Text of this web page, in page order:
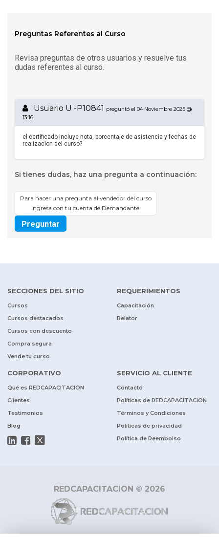
Preguntas Referentes al Curso
Revisa preguntas de otros usuarios y resuelve tus
dudas referentes al curso.
Usuario U -P10841
preguntó el 04 Noviembre 2025 @
13:16
el certificado incluye nota, porcentaje de asistencia y fechas de
realizacion del curso?
Si tienes dudas, haz una pregunta a continuación:
Para hacer una pregunta al vendedor del curso
ingresa con tu cuenta de Demandante.
Preguntar
SECCIONES DEL SITIO
Cursos
Cursos destacados
Cursos con descuento
Compra segura
Vende tu curso
REQUERIMIENTOS
Capacitación
Relator
CORPORATIVO
Qué es REDCAPACITACION
Clientes
Testimonios
Blog
SERVICIO AL CLIENTE
Contacto
Políticas de REDCAPACITACION
Términos y Condiciones
Políticas de privacidad
Política de Reembolso
REDCAPACITACION © 2026